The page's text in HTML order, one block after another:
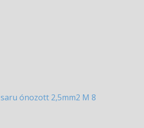
saru ónozott 2,5mm2 M 8